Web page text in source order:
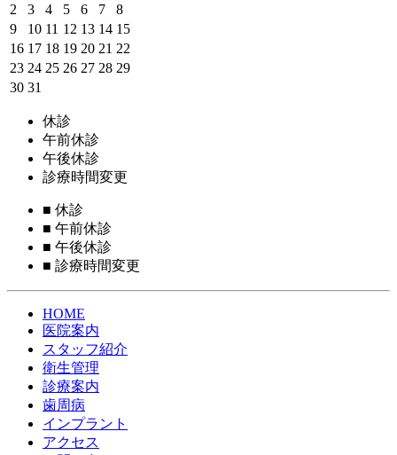
2
3 4 5 6 7
8
9
10 11 12 13 14 15
16 17 18 19 20 21 22
23 24 25 26 27 28 29
30 31
休診
午前休診
午後休診
診療時間変更
■ 休診
■ 午前休診
■ 午後休診
■ 診療時間変更
HOME
医院案内
スタッフ紹介
衛生管理
診療案内
歯周病
インプラント
アクセス